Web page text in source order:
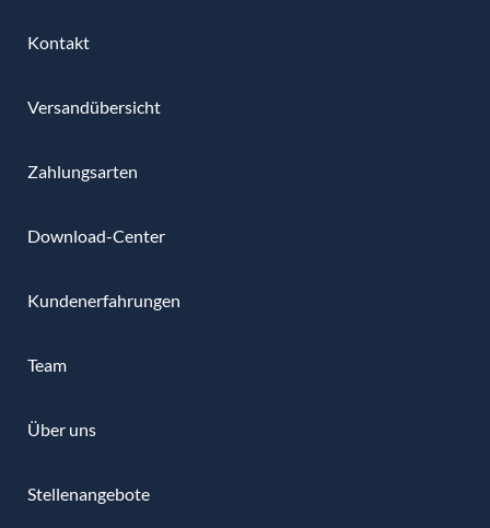
Kontakt
Versandübersicht
Zahlungsarten
Download-Center
Kundenerfahrungen
Team
Über uns
Stellenangebote